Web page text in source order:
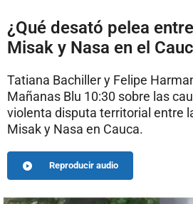
¿Qué desató pelea
Misak y Nasa en el
Tatiana Bachiller y Felipe
Mañanas Blu 10:30 sobre las
violenta disputa territorial entre
Misak y Nasa en Cauca.
Reproducir audio